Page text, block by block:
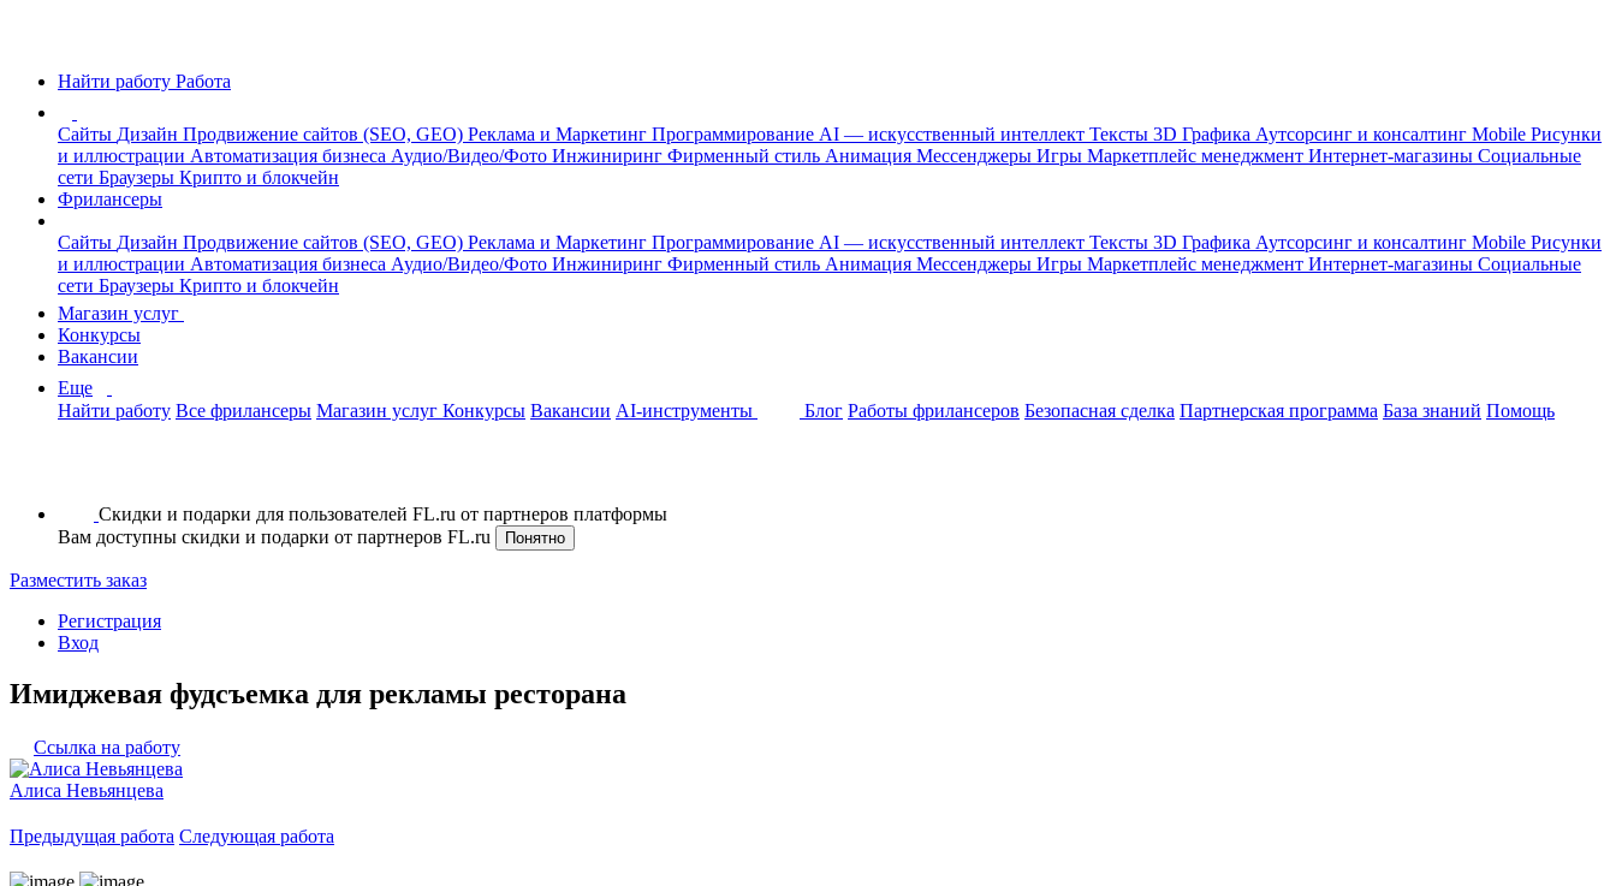
Найти работу Работа
Сайты Дизайн Продвижение сайтов (SEO, GEO) Реклама и Маркетинг Программирование AI — искусственный интеллект Тексты 3D Графика Аутсорсинг и консалтинг Mobile Рисунки
и иллюстрации Автоматизация бизнеса Аудио/Видео/Фото Инжиниринг Фирменный стиль Анимация Мессенджеры Игры Маркетплейс менеджмент Интернет-магазины Социальные
сети Браузеры Крипто и блокчейн
Фрилансеры
Сайты Дизайн Продвижение сайтов (SEO, GEO) Реклама и Маркетинг Программирование AI — искусственный интеллект Тексты 3D Графика Аутсорсинг и консалтинг Mobile Рисунки
и иллюстрации Автоматизация бизнеса Аудио/Видео/Фото Инжиниринг Фирменный стиль Анимация Мессенджеры Игры Маркетплейс менеджмент Интернет-магазины Социальные
сети Браузеры Крипто и блокчейн
Магазин услуг
Конкурсы
Вакансии
Еще
Найти работу Все фрилансеры Магазин услуг Конкурсы Вакансии AI-инструменты Блог Работы фрилансеров Безопасная сделка Партнерская программа База знаний Помощь
Скидки и подарки для пользователей FL.ru от партнеров платформы
Вам доступны скидки и подарки от партнеров FL.ru
Понятно
Разместить заказ
Регистрация
Вход
Имиджевая фудсъемка для рекламы ресторана
Ссылка на работу
Алиса Невьянцева
Предыдущая работа Следующая работа